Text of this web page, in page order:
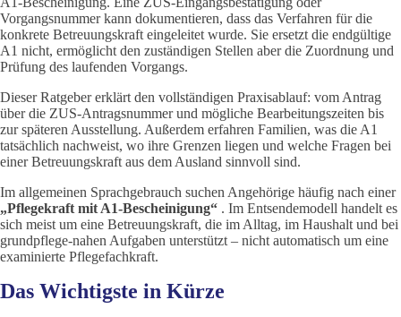
Vorgangsnummer kann dokumentieren, dass das Verfahren für die
konkrete Betreuungskraft eingeleitet wurde. Sie ersetzt die endgültige
A1 nicht, ermöglicht den zuständigen Stellen aber die Zuordnung und
Prüfung des laufenden Vorgangs.
Dieser Ratgeber erklärt den vollständigen Praxisablauf: vom Antrag
über die ZUS-Antragsnummer und mögliche Bearbeitungszeiten bis
zur späteren Ausstellung. Außerdem erfahren Familien, was die A1
tatsächlich nachweist, wo ihre Grenzen liegen und welche Fragen bei
einer Betreuungskraft aus dem Ausland sinnvoll sind.
Im allgemeinen Sprachgebrauch suchen Angehörige häufig nach einer
„Pflegekraft mit A1-Bescheinigung“ . Im Entsendemodell handelt es
sich meist um eine Betreuungskraft, die im Alltag, im Haushalt und bei
grundpflege-nahen Aufgaben unterstützt – nicht automatisch um eine
examinierte Pflegefachkraft.
Das Wichtigste in Kürze